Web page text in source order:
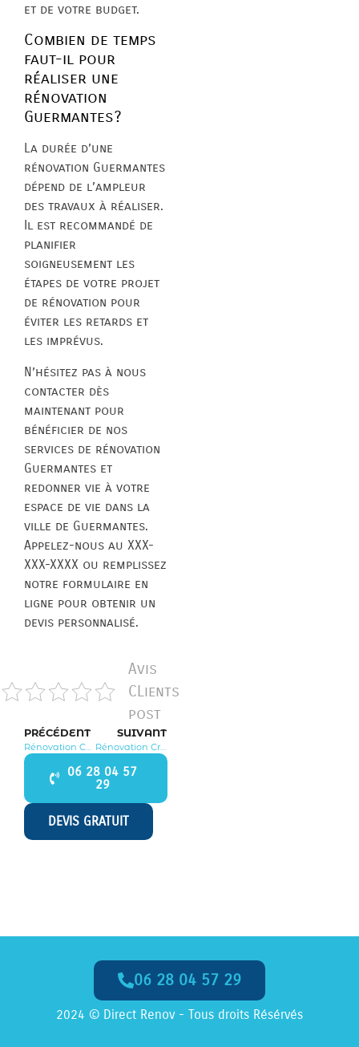
Appelez-Nous dès Maintenant
06 28 04 57 29
et de votre budget.
Combien de temps
faut-il pour
réaliser une
rénovation
Guermantes?
La durée d’une
rénovation Guermantes
dépend de l’ampleur
des travaux à réaliser.
Il est recommandé de
planifier
soigneusement les
étapes de votre projet
de rénovation pour
éviter les retards et
les imprévus.
N’hésitez pas à nous
contacter dès
maintenant pour
bénéficier de nos
services de rénovation
Guermantes et
redonner vie à votre
espace de vie dans la
ville de Guermantes.
Appelez-nous au XXX-
XXX-XXXX ou remplissez
notre formulaire en
ligne pour obtenir un
devis personnalisé.
Avis
CLients
post
PRÉCÉDENT SUIVANT
06 28 04 57
29
DEVIS GRATUIT
06 28 04 57 29
2024 © Direct Renov - Tous droits Résérvés